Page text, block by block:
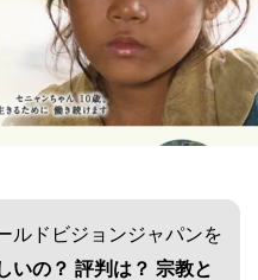
ルドビジョンジャパンを
？ 評判は？ 宗教と